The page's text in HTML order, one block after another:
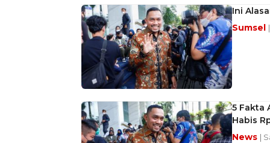
Ini
Sumsel
5 Fakta
Habis
News |